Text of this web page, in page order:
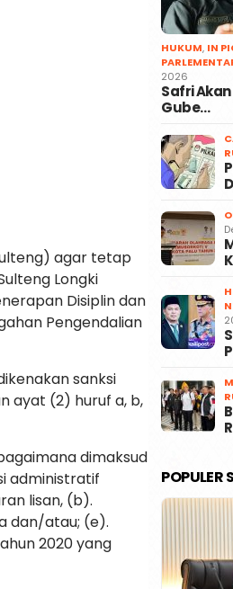
agar tetap
Longki
Disiplin dan
Pengendalian
sanksi
ayat (2) huruf a, b,
dimaksud
administratif
lisan, (b).
dan/atau; (e).
2020 yang
HUKUM, IN
2026
Safri
Gube…
POPULER